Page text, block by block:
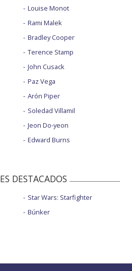
Louise Monot
Rami Malek
Bradley Cooper
Terence Stamp
John Cusack
Paz Vega
Arón Piper
Soledad Villamil
Jeon Do-yeon
Edward Burns
DESTACADOS
Star Wars: Starfighter
Búnker